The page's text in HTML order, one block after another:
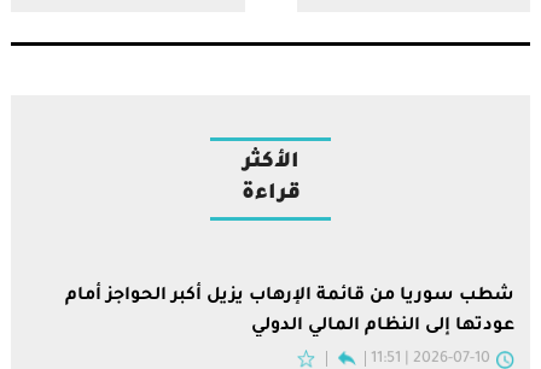
الأكثر
قراءة
شطب سوريا من قائمة الإرهاب يزيل أكبر الحواجز أمام
عودتها إلى النظام المالي الدولي
2026-07-10 | 11:51